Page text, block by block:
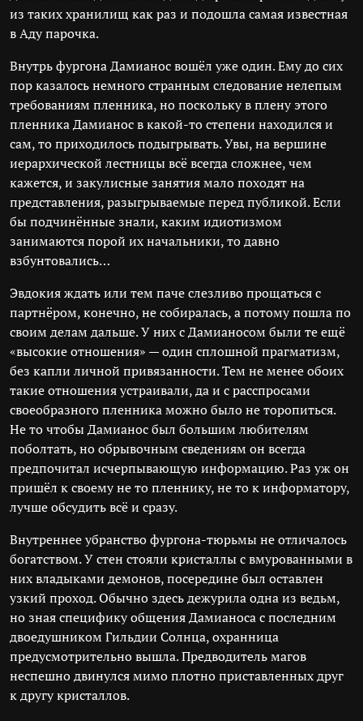
из таких хранилищ как раз и подошла самая известная
в Аду парочка.
Внутрь фургона Дамианос вошёл уже один. Ему до сих
пор казалось немного странным следование нелепым
требованиям пленника, но поскольку в плену этого
пленника Дамианос в какой-то степени находился и
сам, то приходилось подыгрывать. Увы, на вершине
иерархической лестницы всё всегда сложнее, чем
кажется, и закулисные занятия мало походят на
представления, разыгрываемые перед публикой. Если
бы подчинённые знали, каким идиотизмом
занимаются порой их начальники, то давно
взбунтовались…
Эвдокия ждать или тем паче слезливо прощаться с
партнёром, конечно, не собиралась, а потому пошла по
своим делам дальше. У них с Дамианосом были те ещё
«высокие отношения» — один сплошной прагматизм,
без капли личной привязанности. Тем не менее обоих
такие отношения устраивали, да и с расспросами
своеобразного пленника можно было не торопиться.
Не то чтобы Дамианос был большим любителям
поболтать, но обрывочным сведениям он всегда
предпочитал исчерпывающую информацию. Раз уж он
пришёл к своему не то пленнику, не то к информатору,
лучше обсудить всё и сразу.
Внутреннее убранство фургона-тюрьмы не отличалось
богатством. У стен стояли кристаллы с вмурованными в
них владыками демонов, посередине был оставлен
узкий проход. Обычно здесь дежурила одна из ведьм,
но зная специфику общения Дамианоса с последним
двоедушником Гильдии Солнца, охранница
предусмотрительно вышла. Предводитель магов
неспешно двинулся мимо плотно приставленных друг
к другу кристаллов.